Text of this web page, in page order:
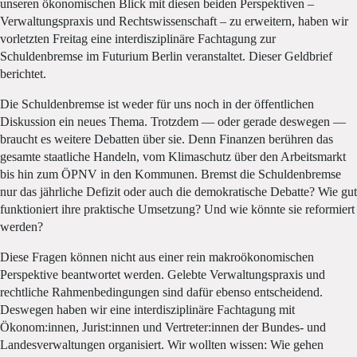
unseren ökonomischen Blick mit diesen beiden Perspektiven –
Verwaltungspraxis und Rechtswissenschaft – zu erweitern, haben wir
vorletzten Freitag eine interdisziplinäre Fachtagung zur
Schuldenbremse im Futurium Berlin veranstaltet. Dieser Geldbrief
berichtet.
Die Schuldenbremse ist weder für uns noch in der öffentlichen
Diskussion ein neues Thema. Trotzdem — oder gerade deswegen —
braucht es weitere Debatten über sie. Denn Finanzen berühren das
gesamte staatliche Handeln, vom Klimaschutz über den Arbeitsmarkt
bis hin zum ÖPNV in den Kommunen. Bremst die Schuldenbremse
nur das jährliche Defizit oder auch die demokratische Debatte? Wie gut
funktioniert ihre praktische Umsetzung? Und wie könnte sie reformiert
werden?
Diese Fragen können nicht aus einer rein makroökonomischen
Perspektive beantwortet werden. Gelebte Verwaltungspraxis und
rechtliche Rahmenbedingungen sind dafür ebenso entscheidend.
Deswegen haben wir eine interdisziplinäre Fachtagung mit
Ökonom:innen, Jurist:innen und Vertreter:innen der Bundes- und
Landesverwaltungen organisiert. Wir wollten wissen: Wie gehen